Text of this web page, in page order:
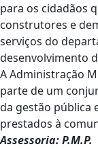
para os cidadãos
construtores e
serviços do
desenvolvimento
A Administração
parte de um
da gestão pública
prestados à
Assessoria: P.M.P.